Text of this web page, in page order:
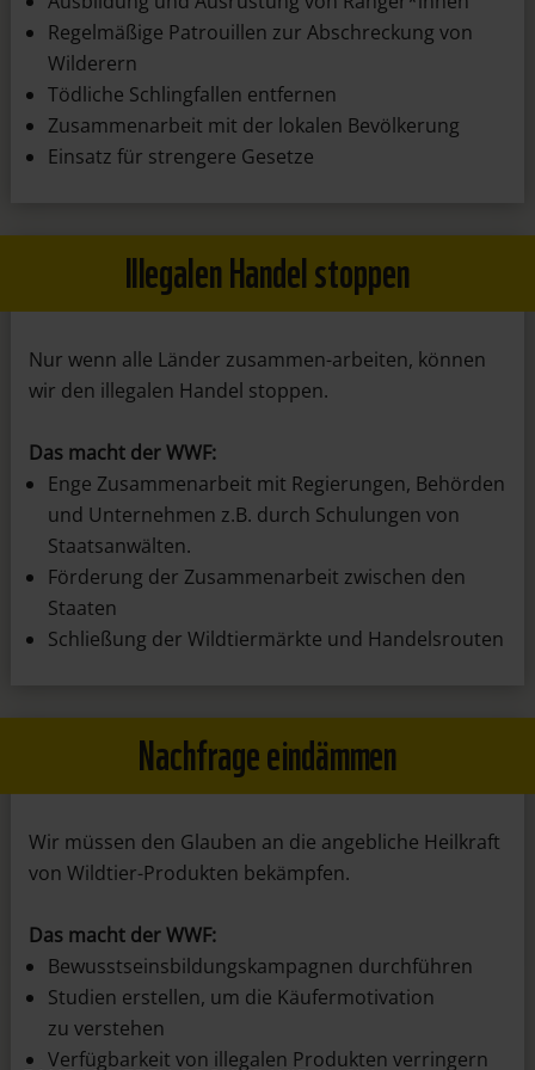
Regelmäßige Patrouillen zur Abschreckung von
Wilderern
Tödliche Schlingfallen entfernen
Zusammenarbeit mit der lokalen Bevölkerung
Einsatz für strengere Gesetze
Illegalen Handel stoppen
Nur wenn alle Länder zusammen-arbeiten, können
wir den illegalen Handel stoppen.
Das macht der WWF:
Enge Zusammenarbeit mit Regierungen, Behörden
und Unternehmen z.B. durch Schulungen von
Staatsanwälten.
Förderung der Zusammenarbeit zwischen den
Staaten
Schließung der Wildtiermärkte und Handelsrouten
Nachfrage eindämmen
Wir müssen den Glauben an die angebliche Heilkraft
von Wildtier-Produkten bekämpfen.
Das macht der WWF:
Bewusstseinsbildungskampagnen durchführen
Studien erstellen, um die Käufermotivation
zu verstehen
Verfügbarkeit von illegalen Produkten verringern